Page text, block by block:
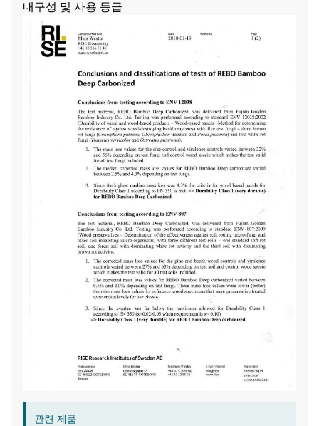
내구성 및 사용 등급
관련 제품